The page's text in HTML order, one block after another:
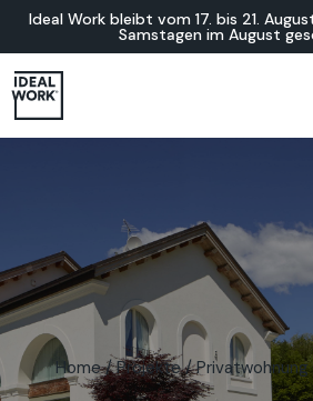
Ideal Work bleibt vom 17. bis 21.
Samstagen im August
Home/Projekte/